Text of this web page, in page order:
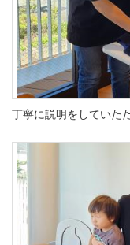
丁寧に説明をしていた